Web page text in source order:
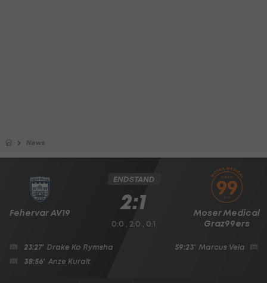
News
Fehervar AV19
Moser Medical
Graz99ers
ENDSTAND
2:1
0:0 , 2:0 , 0:1
23:27' Drake Ko Rymsha
38:56' Anze Kuralt
59:23' Marcus Vela